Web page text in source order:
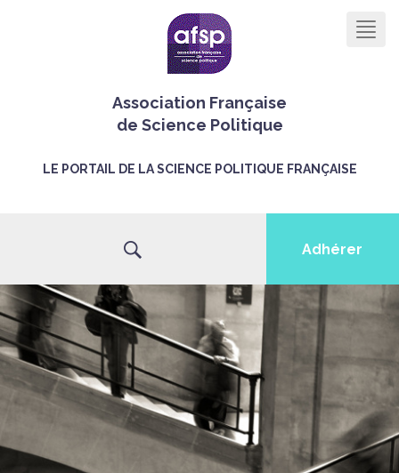
Association Française
de Science Politique
LE PORTAIL DE LA SCIENCE POLITIQUE FRANÇAISE
Adhérer